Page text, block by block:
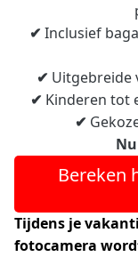
✔ Inclusief
✔ Uitgebreide
✔ Kinderen tot
✔
Bereken
Tijdens je
fotocamera